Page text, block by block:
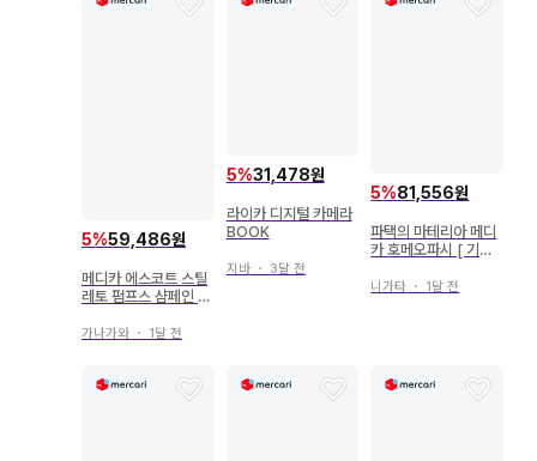
5%59,486원
메디카 에스코트 스틸
레토 펌프스 샴페인 골
가나가와 ・ 1달 전
5%31,478원
라이카 디지털 카메라
BOOK
지바・ 3달 전
5%81,556원
파택의 마테리아 메디
카 호메오파시 [ 기간
니가타 ・ 1달 전